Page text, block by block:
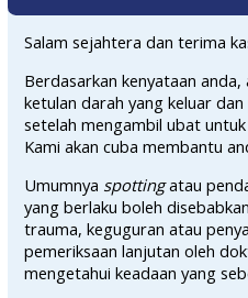
Salam sejahtera dan terima
Berdasarkan kenyataan
ketulan darah yang keluar
setelah mengambil ubat
Kami akan cuba membantu
Umumnya spottingatau
yang berlaku boleh
trauma, keguguran atau
pemeriksaan lanjutan oleh
mengetahui keadaan yang